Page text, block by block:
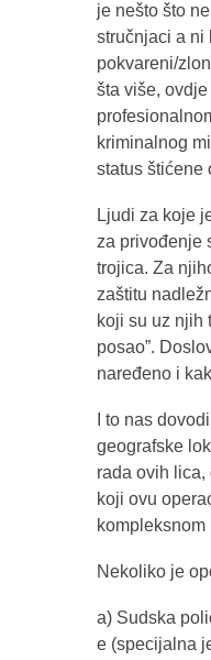
je nešto što
stručnjaci a ni
pokvareni/
šta više,
kriminalnog
status štićene
Ljudi za koje
za privođenje
trojica. Za
zaštitu
koji su uz njih
posao”.
naređeno i
I to nas
geografske
rada ovih lica,
koji ovu
kompleksnom
Nekoliko je
a) Sudska
e (specijalna